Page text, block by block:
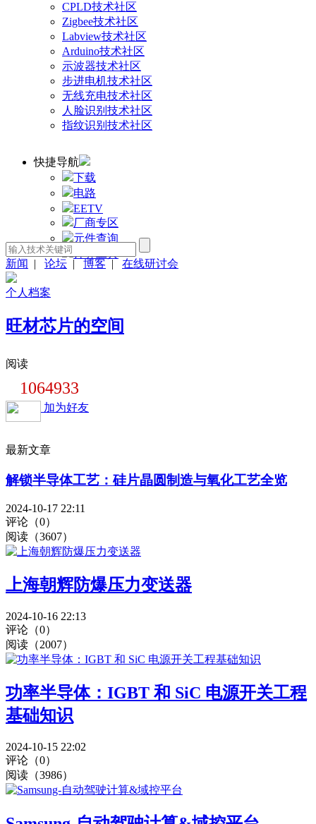
CPLD技术社区
Zigbee技术社区
Labview技术社区
Arduino技术社区
示波器技术社区
步进电机技术社区
无线充电技术社区
人脸识别技术社区
指纹识别技术社区
快捷导航
下载
电路
EETV
厂商专区
元件查询
计算工具
新闻
| 论坛 | 博客 | 在线研讨会
个人档案
旺材芯片的空间
阅读
1064933
加为好友
最新文章
解锁半导体工艺：硅片晶圆制造与氧化工艺全览
2024-10-17 22:11
评论（0）
阅读（3607）
上海朝辉防爆压力变送器
2024-10-16 22:13
评论（0）
阅读（2007）
功率半导体：IGBT 和 SiC 电源开关工程
基础知识
2024-10-15 22:02
评论（0）
阅读（3986）